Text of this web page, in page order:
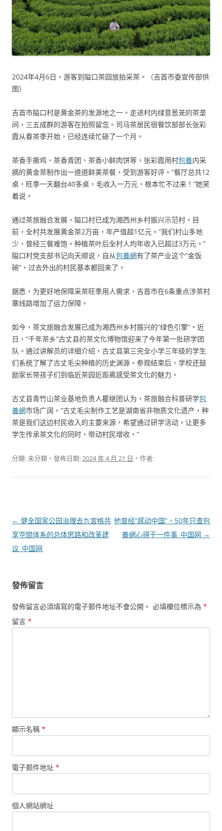
2024年4月6日，游客到隘口茶园旅拍采茶。（吉首市委宣传部供
图）
吉首市隘口村是黄金茶的发源地之一。走进村内绿意葱茏的茶垄
间，三五成群的游客在拍照留念。司马茶居民宿餐饮部部长张彩
霞从春茶季开始，已经连续忙碌了一个月。
茶香手撕鸡、茶香青团、茶香小鲜肉饼等，张彩霞用村包養内采
摘的黄金茶制作出一道道鲜美茶餐，受到游客好评。“餐厅总共12
桌，旺季一天翻台40多桌，毛收入一万元，根本忙不过来！”她笑
着说。
通过茶旅融合发展，隘口村已成为湘西州乡村振兴示范村。目
前，全村共发展黄金茶2万亩，年产值超1亿元。“我们村山多地
少，曾经三餐难饱。种植茶叶后全村人均年收入已超过3万元。”
隘口村党支部书记向天顺说，自从包養網有了茶产业这个“金饭
碗”，过去外出的村民基本都回来了。
据悉，为更好地保障采茶旺季用人需求，吉首市在6条重点涉茶村
寨线路增加了运力保障。
如今，茶文旅融合发展已成为湘西州乡村振兴的“绿色引擎”。近
日，“千年茶乡”古丈县的茶文化博物馆迎来了今年第一批研学团
队。通过讲解员的详细介绍，古丈县第三完全小学三年级的学生
们系统了解了古丈毛尖种植的历史渊源。参观结束后，学校还鼓
励家长带孩子们到临近茶园近距离感受茶文化的魅力。
古丈县青竹山茶业基地负责人瞿继团认为，茶旅融合科普研学包
養網市场广阔。“古丈毛尖制作工艺是湖南省非物质文化遗产，种
茶是我们这边村民收入的主要来源，希望通过研学活动，让更多
学生传承茶文化的同时，带动村民增收。”
分類: 未分類，發佈日期:2024 年 4 月 21 日 ，作者:
文
章
導
← 健全国家公园治理去九宮格共
享空間体系的总体思路和改革建
议_中国网
他曾经“感动中国”，50年只查包
養網心得干一件事_中国网 →
發佈留言
發佈留言必須填寫的電子郵件地址不會公開。 必填欄位標示為 *
留言 *
顯示名稱 *
電子郵件地址 *
個人網站網址